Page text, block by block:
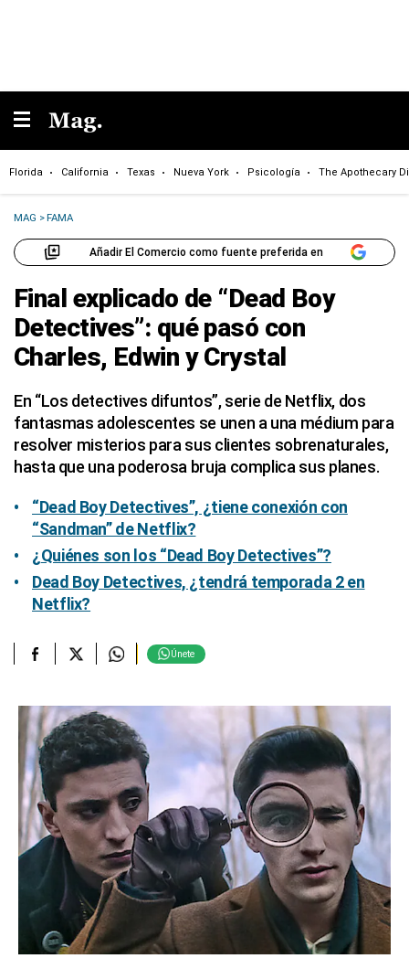
Florida California Texas Nueva York Psicología The Apothecary
MAG >FAMA
Añadir El Comercio como fuente preferida en
Final explicado de “Dead Boy
Detectives”: qué pasó con
Charles, Edwin y Crystal
En “Los detectives difuntos”, serie de Netflix, dos
fantasmas adolescentes se unen a una médium para
resolver misterios para sus clientes sobrenaturales,
hasta que una poderosa bruja complica sus planes.
“Dead Boy Detectives”, ¿tiene conexión con
“Sandman” de Netflix?
¿Quiénes son los “Dead Boy Detectives”?
Dead Boy Detectives, ¿tendrá temporada 2 en
Netflix?
Únete